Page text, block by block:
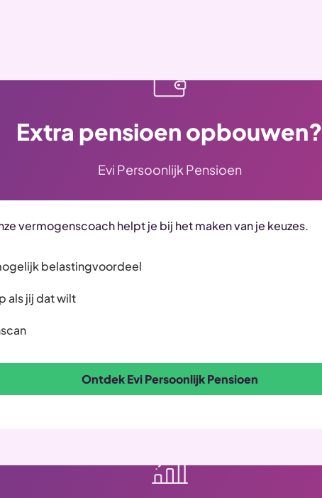
Extra pensioen opbouwen?
Evi Persoonlijk Pensioen
vermogenscoach helpt je bij het maken van je keuzes.
belastingvoordeel
als jij dat wilt
Ontdek Evi Persoonlijk Pensioen